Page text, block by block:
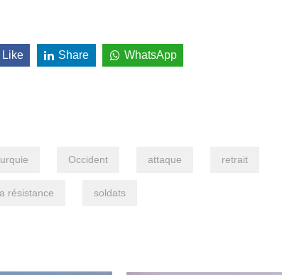
Like Share WhatsApp
Occident attaque retrait
résistance soldats